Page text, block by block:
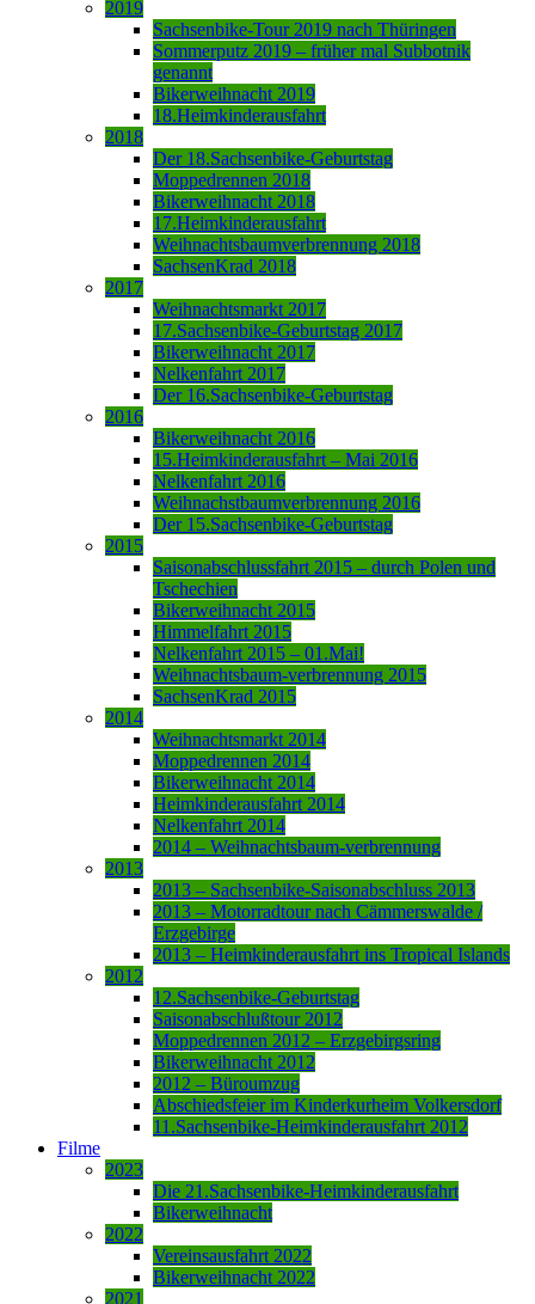
2019
Sachsenbike-Tour 2019 nach Thüringen
Sommerputz 2019 – früher mal Subbotnik
genannt
Bikerweihnacht 2019
18.Heimkinderausfahrt
2018
Der 18.Sachsenbike-Geburtstag
Moppedrennen 2018
Bikerweihnacht 2018
17.Heimkinderausfahrt
Weihnachtsbaumverbrennung 2018
SachsenKrad 2018
2017
Weihnachtsmarkt 2017
17.Sachsenbike-Geburtstag 2017
Bikerweihnacht 2017
Nelkenfahrt 2017
Der 16.Sachsenbike-Geburtstag
2016
Bikerweihnacht 2016
15.Heimkinderausfahrt – Mai 2016
Nelkenfahrt 2016
Weihnachstbaumverbrennung 2016
Der 15.Sachsenbike-Geburtstag
2015
Saisonabschlussfahrt 2015 – durch Polen und
Tschechien
Bikerweihnacht 2015
Himmelfahrt 2015
Nelkenfahrt 2015 – 01.Mai!
Weihnachtsbaum-verbrennung 2015
SachsenKrad 2015
2014
Weihnachtsmarkt 2014
Moppedrennen 2014
Bikerweihnacht 2014
Heimkinderausfahrt 2014
Nelkenfahrt 2014
2014 – Weihnachtsbaum-verbrennung
2013
2013 – Sachsenbike-Saisonabschluss 2013
2013 – Motorradtour nach Cämmerswalde /
Erzgebirge
2013 – Heimkinderausfahrt ins Tropical Islands
2012
12.Sachsenbike-Geburtstag
Saisonabschlußtour 2012
Moppedrennen 2012 – Erzgebirgsring
Bikerweihnacht 2012
2012 – Büroumzug
Abschiedsfeier im Kinderkurheim Volkersdorf
11.Sachsenbike-Heimkinderausfahrt 2012
Filme
2023
Die 21.Sachsenbike-Heimkinderausfahrt
Bikerweihnacht
2022
Vereinsausfahrt 2022
Bikerweihnacht 2022
2021